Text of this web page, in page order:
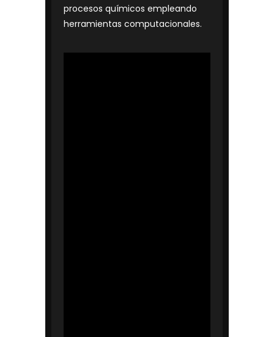
procesos químicos empleando
herramientas computacionales.